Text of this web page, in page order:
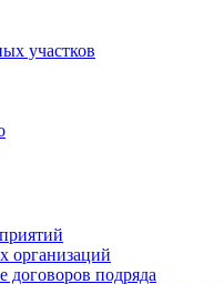
участков
организаций
договоров подряда